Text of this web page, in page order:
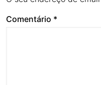
Comentário *